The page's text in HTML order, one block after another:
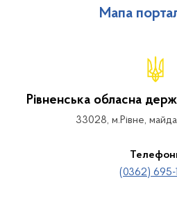
Мапа
Рівненська обласна
33028, м.Рівне,
(0362) 695-